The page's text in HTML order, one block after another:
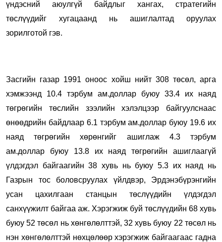
үндэсний аюулгүй байдлыг хангах, стратегийн
төслүүдийг хугацаанд нь ашиглалтад оруулах
зорилготой гэв.
Засгийн газар 1991 оноос хойш нийт 308 төсөл, арга
хэмжээнд 10.4 тэрбум ам.доллар буюу 33.4 их наяд
төгрөгийн төслийн зээлийн хэлэлцээр байгуулснаас
өнөөдрийн байдлаар 6.1 тэрбум ам.доллар буюу 19.6 их
наяд төгрөгийн хөрөнгийг ашиглаж 4.3 тэрбум
ам.доллар буюу 13.8 их наяд төгрөгийн ашиглаагүй
үлдэгдэл байгаагийн 38 хувь нь буюу 5.3 их наяд нь
Газрын тос боловсруулах үйлдвэр, Эрдэнэбүрэнгийн
усан цахилгаан станцын төслүүдийн үлдэгдэл
санхүүжилт байгаа аж. Хэрэгжиж буй төслүүдийн 68 хувь
буюу 52 төсөл нь хөнгөлөлттэй, 32 хувь буюу 22 төсөл нь
нэн хөнгөлөлттэй нөхцөлөөр хэрэгжиж байгаагаас гадна